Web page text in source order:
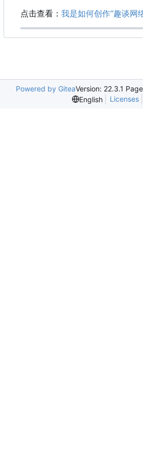
点击查看： 我是如何创作“趣谈网
Powered by GiteaVersion: 22.3.1
English
Licenses